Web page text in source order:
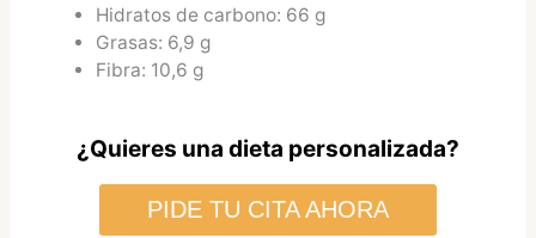
Hidratos de carbono: 66 g
Grasas: 6,9 g
Fibra: 10,6 g
¿Quieres una dieta personalizada?
PIDE TU CITA AHORA